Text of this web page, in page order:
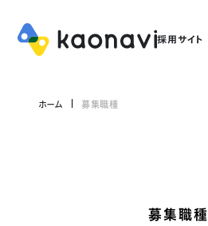
ホーム 募集職種
募集職種